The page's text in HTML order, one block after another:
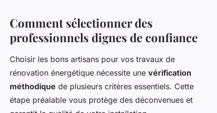
Comment sélectionner des
professionnels dignes de confiance
Choisir les bons artisans pour vos travaux de
rénovation énergétique nécessite une vérification
méthodique de plusieurs critères essentiels. Cette
étape préalable vous protège des déconvenues et